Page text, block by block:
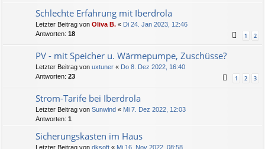
Schlechte Erfahrung mit Iberdrola
Letzter Beitrag von Oliva B. « Di 24. Jan 2023, 12:46
Antworten: 18 1 2
PV - mit Speicher u. Wärmepumpe, Zuschüsse?
Letzter Beitrag von uxtuner « Do 8. Dez 2022, 16:40
Antworten: 23 1 2 3
Strom-Tarife bei Iberdrola
Letzter Beitrag von Sunwind « Mi 7. Dez 2022, 12:03
Antworten: 1
Sicherungskasten im Haus
Letzter Beitrag von dksoft « Mi 16. Nov 2022, 08:58